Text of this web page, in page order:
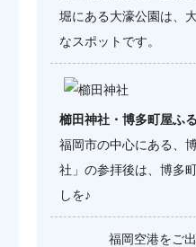
堀にある大濠公園は、
なスポットです。
櫛田神社・博多町屋ふ
福岡市の中心にある、
社」の参拝後は、博多
しを♪
福岡空港をご